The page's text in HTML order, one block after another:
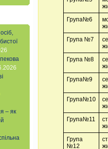
– як
Група№6
Група №7
Група №8
Група№9
Група№10
Група№11
Група
№12